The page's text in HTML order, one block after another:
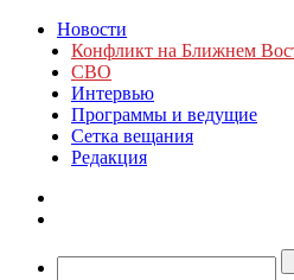
Новости
Конфликт на Ближнем
СВО
Интервью
Программы и ведущие
Сетка вещания
Редакция